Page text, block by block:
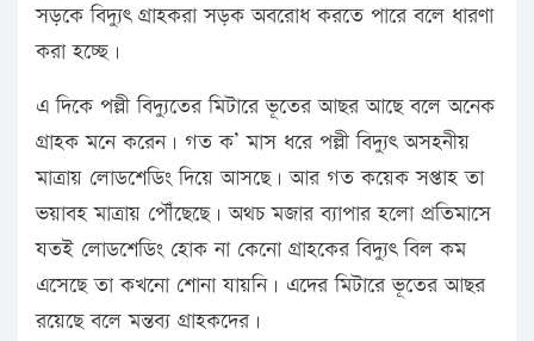
সড়কে বিদ্যুৎ গ্রাহকরা সড়ক অবরোধ করতে পারে বলে ধারণা
করা হচ্ছে।
এ দিকে পল্লী বিদ্যুতের মিটারে ভূতের আছর আছে বলে অনেক
গ্রাহক মনে করেন। গত ক’ মাস ধরে পল্লী বিদ্যুৎ অসহনীয়
মাত্রায় লোডশেডিং দিয়ে আসছে। আর গত কয়েক সপ্তাহ তা
ভয়াবহ মাত্রায় পৌঁছেছে। অথচ মজার ব্যাপার হলো প্রতিমাসে
যতই লোডশেডিং হোক না কেনো গ্রাহকের বিদ্যুৎ বিল কম
এসেছে তা কখনো শোনা যায়নি। এদের মিটারে ভূতের আছর
রয়েছে বলে মন্তব্য গ্রাহকদের।